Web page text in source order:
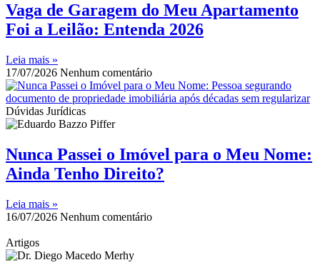
Vaga de Garagem do Meu Apartamento
Foi a Leilão: Entenda 2026
Leia mais »
17/07/2026 Nenhum comentário
Dúvidas Jurídicas
Nunca Passei o Imóvel para o Meu Nome:
Ainda Tenho Direito?
Leia mais »
16/07/2026 Nenhum comentário
Artigos